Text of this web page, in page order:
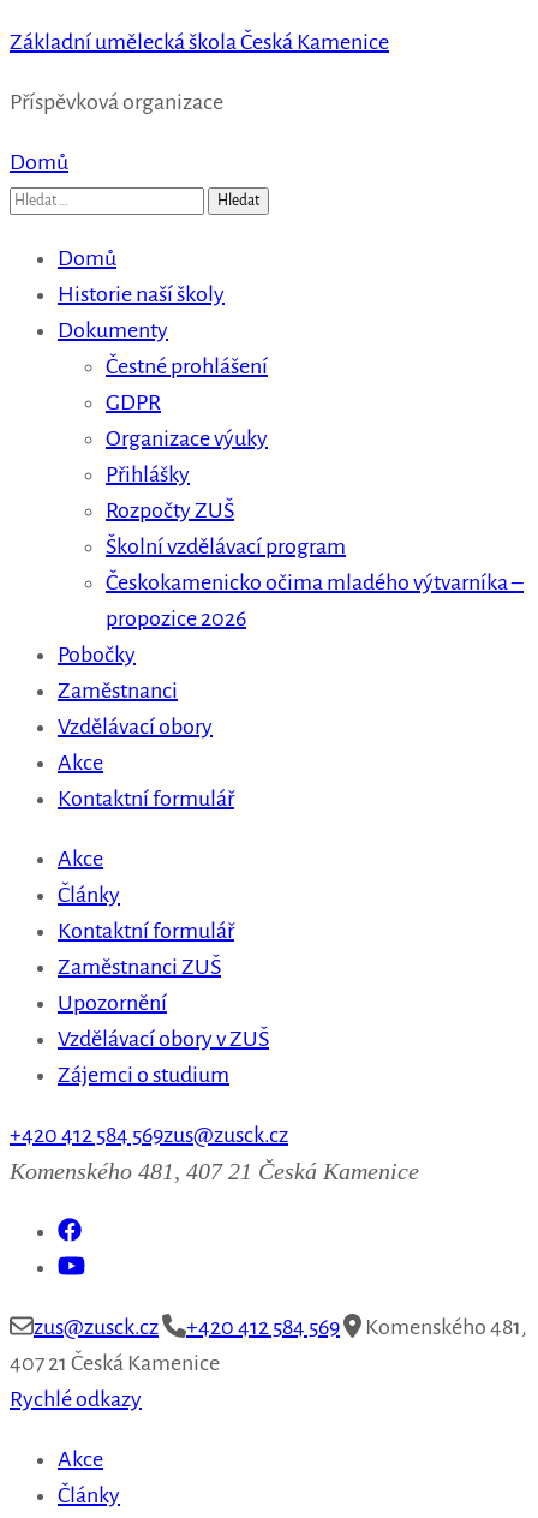
Základní umělecká škola Česká Kamenice
Příspěvková organizace
Domů
Vyhledávání
Domů
Historie naší školy
Dokumenty
Čestné prohlášení
GDPR
Organizace výuky
Přihlášky
Rozpočty ZUŠ
Školní vzdělávací program
Českokamenicko očima mladého výtvarníka –
propozice 2026
Pobočky
Zaměstnanci
Vzdělávací obory
Akce
Kontaktní formulář
Akce
Články
Kontaktní formulář
Zaměstnanci ZUŠ
Upozornění
Vzdělávací obory v ZUŠ
Zájemci o studium
+420 412 584 569zus@zusck.cz
Komenského 481, 407 21 Česká Kamenice
zus@zusck.cz +420 412 584 569
Komenského 481,
407 21 Česká Kamenice
Rychlé odkazy
Akce
Články